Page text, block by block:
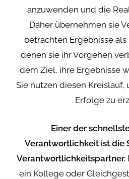
anzuwenden und die
Daher übernehmen sie
betrachten Ergebnisse
denen sie ihr Vorgehen
dem Ziel, ihre Ergebnisse
Sie nutzen diesen
Erfolge zu
Einer der
Verantwortlichkeit ist die
Verantwortlichkeitspartner.
ein Kollege oder